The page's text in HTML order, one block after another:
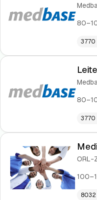
3770
3770
ORL-
8032